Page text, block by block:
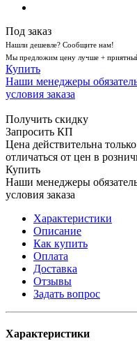
Под заказ
Нашли дешевле? Сообщите нам!
Мы предложим цену лучше +
Купить
Наши менеджеры
условия заказа
Получить скидку
Запросить КП
Цена действительна
отличаться от цен в
Купить
Наши менеджеры
условия заказа
Характеристики
Описание
Как купить
Оплата
Доставка
Отзывы
Задать вопрос
Характеристики